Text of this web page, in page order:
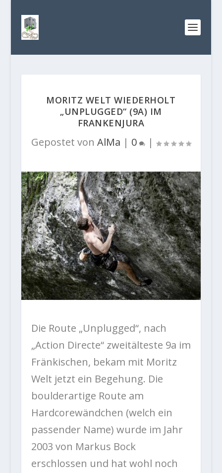
MORITZ WELT WIEDERHOLT
„UNPLUGGED“ (9A) IM
FRANKENJURA
Gepostet von AlMa | 0 |
Die Route „Unplugged“, nach
„Action Directe“ zweitälteste 9a im
Fränkischen, bekam mit Moritz
Welt jetzt ein Begehung. Die
boulderartige Route am
Hardcorewändchen (welch ein
passender Name) wurde im Jahr
2003 von Markus Bock
erschlossen und hat wohl noch